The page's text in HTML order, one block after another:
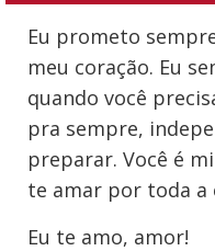
Eu prometo
meu coração. Eu
quando você
pra sempre,
preparar. Você é
te amar por toda a
Eu te amo, amor!